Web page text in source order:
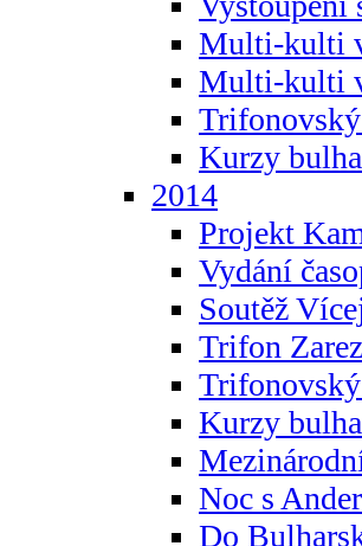
Multi-kulti
Multi-kulti
Kurzy
2014
Projekt
Vydání
Soutěž
Trifon
Kurzy
Noc s
Do